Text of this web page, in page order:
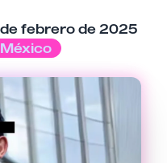
febrero de 2025